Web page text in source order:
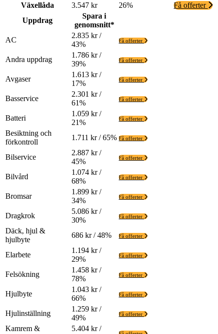
Växellåda
3.547 kr 26%
Få offerter
Uppdrag
Spara i
genomsnitt*
AC
2.835 kr /
43%
Få offerter
Andra uppdrag
1.786 kr /
39%
Få offerter
Avgaser
1.613 kr /
17%
Få offerter
Basservice
2.301 kr /
61%
Få offerter
Batteri
1.059 kr /
21%
Få offerter
Besiktning och
förkontroll
1.711 kr / 65% Få offerter
Bilservice
2.887 kr /
45%
Få offerter
Bilvård
1.074 kr /
68%
Få offerter
Bromsar
1.899 kr /
34%
Få offerter
Dragkrok
5.086 kr /
30%
Få offerter
Däck, hjul &
hjulbyte
686 kr / 48% Få offerter
Elarbete
1.194 kr /
29%
Få offerter
Felsökning
1.458 kr /
78%
Få offerter
Hjulbyte
1.043 kr /
66%
Få offerter
Hjulinställning
1.259 kr /
49%
Få offerter
Kamrem &
5.404 kr /